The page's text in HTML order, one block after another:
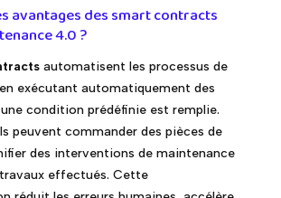
avantages des smart contracts
4.0 ?
automatisent les processus de
exécutant automatiquement des
condition prédéfinie est remplie.
peuvent commander des pièces de
des interventions de maintenance
effectués. Cette